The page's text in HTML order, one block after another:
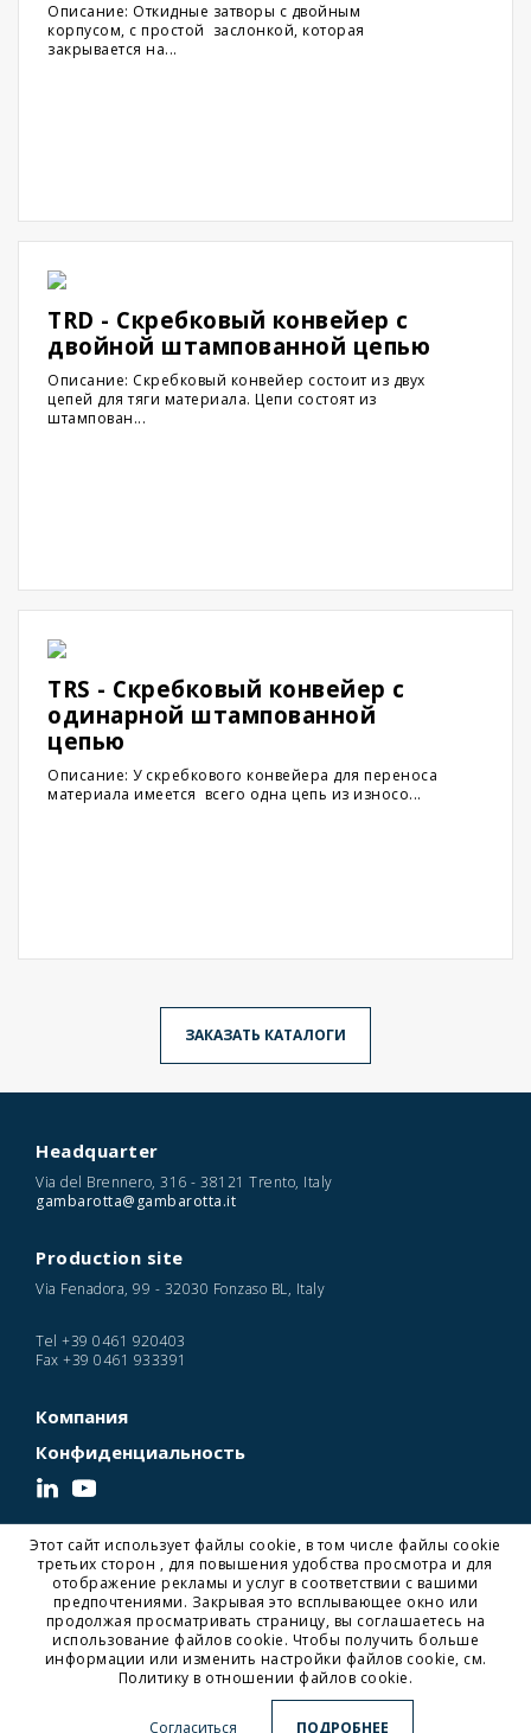
Описание: Откидные затворы с двойным
корпусом, с простой заслонкой, которая
закрывается на...
TRD - Скребковый конвейер с
двойной штампованной цепью
Описание: Скребковый конвейер состоит из двух
цепей для тяги материала. Цепи состоят из
штампован...
TRS - Скребковый конвейер с
одинарной штампованной
цепью
Описание: У скребкового конвейера для переноса
материала имеется всего одна цепь из износо...
ЗАКАЗАТЬ КАТАЛОГИ
Headquarter
Via del Brennero, 316 - 38121 Trento, Italy
gambarotta@gambarotta.it
Production site
Via Fenadora, 99 - 32030 Fonzaso BL, Italy
Tel +39 0461 920403
Fax +39 0461 933391
Компания
Конфиденциальность
© 2026 Gambarotta Gschwendt | Advanced Conveyor Technology | P. IVA
IT01716450224
Designed and Developed by Noonic
Gambarotta Gschwendt is aGambarotta Group
subsidiary. Find out more about our Group.
Этот сайт использует файлы cookie, в том числе файлы cookie
третьих сторон , для повышения удобства просмотра и для
отображение рекламы и услуг в соответствии с вашими
предпочтениями. Закрывая это всплывающее окно или
продолжая просматривать страницу, вы соглашаетесь на
использование файлов cookie. Чтобы получить больше
информации или изменить настройки файлов cookie, см.
Политику в отношении файлов cookie.
Согласиться ПОДРОБНЕЕ